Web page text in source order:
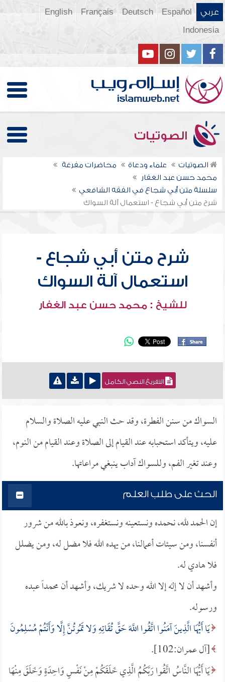
عربي Español
Deutsch
Français
English
Indonesia
الصوتيات
الصوتيات علماء ودعاة
محاضرات مفرغة
محمد حسن عبد الغفار
سلسلة متن أبي شجاع في الفقه الشافعي
شرح متن أبي شجاع - استعمال آلة السواك
شرح متن أبي شجاع -
استعمال آلة السواك
للشيخ : محمد حسن عبد الغفار
التفريغ النصي الكامل
السواك من سنن الفطرة، وقد حث النبي عليه الصلاة والسلام
عليه، ويتأكد استحبابه عند القيام إلى الصلاة وعند القيام من النوم،
وعند تغير الفم، وللسواك آداب ينبغي مراعاتها.
الحث على طلب العلم
إن الحمد لله، نحمده ونستعينه ونستغفره، ونعوذ بالله من شرور
أنفسنا، ومن سيئات أعمالنا، من يهده الله فلا مضل له، ومن يضلل
فلا هادي له.
وأشهد أن لا إله إلا الله وحده لا شريك، وأشهد أن محمداً عبده
ورسوله.
يَا أَيُّهَا الَّذِينَ آمَنُوا اتَّقُوا اللَّهَ حَقَّ تُقَاتِهِ وَلا تَمُوتُنَّ إِلَّا وَأَنْتُمْ مُسْلِمُونَ
[آل عمران:102].
يَا أَيُّهَا النَّاسُ اتَّقُوا رَبَّكُمُ الَّذِي خَلَقَكُمْ مِنْ نَفْسٍ وَاحِدَةٍ وَخَلَقَ مِنْهَا